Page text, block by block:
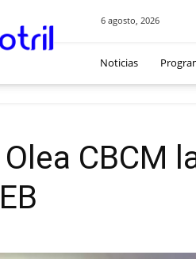
6 agosto, 2026
Noticias
CBCM